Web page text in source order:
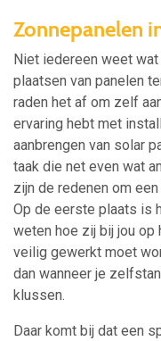
Zonnepanelen
Niet iedereen weet
plaatsen van panelen
raden het af om zelf
ervaring hebt met
aanbrengen van solar
taak die net even wat
zijn de redenen om
Op de eerste plaats is
weten hoe zij bij jou op
veilig gewerkt moet
dan wanneer je
klussen.
Daar komt bij dat een